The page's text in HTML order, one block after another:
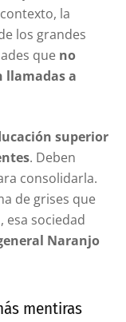
la
los grandes
que no
llamadas a
superior
. Deben
consolidarla.
de grises que
esa sociedad
Naranjo
mentiras